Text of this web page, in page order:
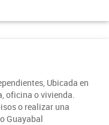
Ubicada en
oficina o vivienda.
o realizar una
Guayabal